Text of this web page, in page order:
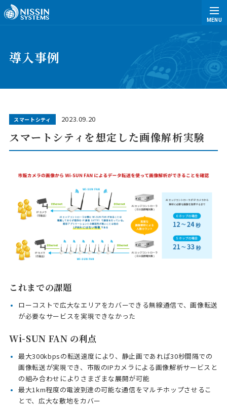
MENU
導入事例
スマートシティ 2023.09.20
スマートシティを想定した画像解析実験
これまでの課題
ローコストで広大なエリアをカバーできる無線通信で、画像転送
が必要なサービスを実現できなかった
Wi-SUN FAN の利点
最大300kbpsの転送速度により、静止画であれば30秒間隔での
画像転送が実現でき、市販のIPカメラによる画像解析サービスと
の組み合わせによりさまざまな展開が可能
最大1km程度の電波到達の可能な通信をマルチホップさせるこ
とで、広大な敷地をカバー